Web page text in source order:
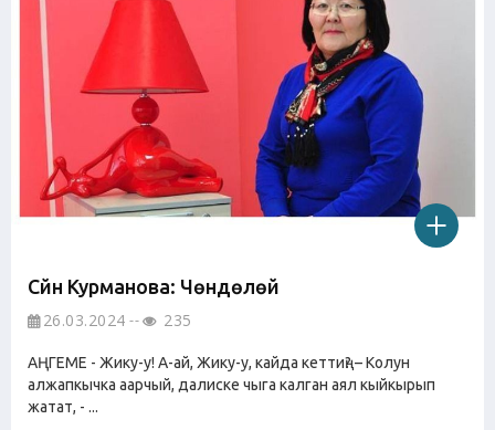
Сүйүн Курманова: Чөндөлөй
26.03.2024 235
АҢГЕМЕ - Жику-у! А-ай, Жику-у, кайда кеттиң? – Колун
алжапкычка аарчый, далиске чыга калган аял кыйкырып
жатат, - ...